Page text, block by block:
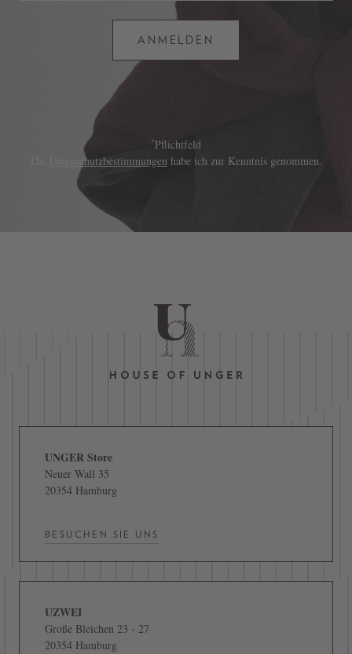
ANMELDEN
*Pflichtfeld
Datenschutzbestimmungen habe ich zur Kenntnis genommen.
UNGER Store
Neuer Wall 35
20354 Hamburg
BESUCHEN SIE UNS
UZWEI
Große Bleichen 23 - 27
20354 Hamburg